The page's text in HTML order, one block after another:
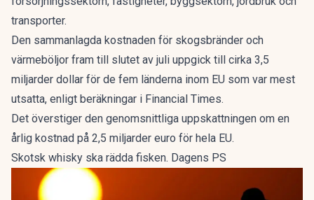
transporter.
Den sammanlagda kostnaden för skogsbränder och
värmeböljor fram till slutet av juli uppgick till cirka 3,5
miljarder dollar för de fem länderna inom EU som var mest
utsatta, enligt beräkningar i Financial Times.
Det överstiger den genomsnittliga uppskattningen om en
årlig kostnad på 2,5 miljarder euro för hela EU.
Skotsk whisky ska rädda fisken. Dagens PS